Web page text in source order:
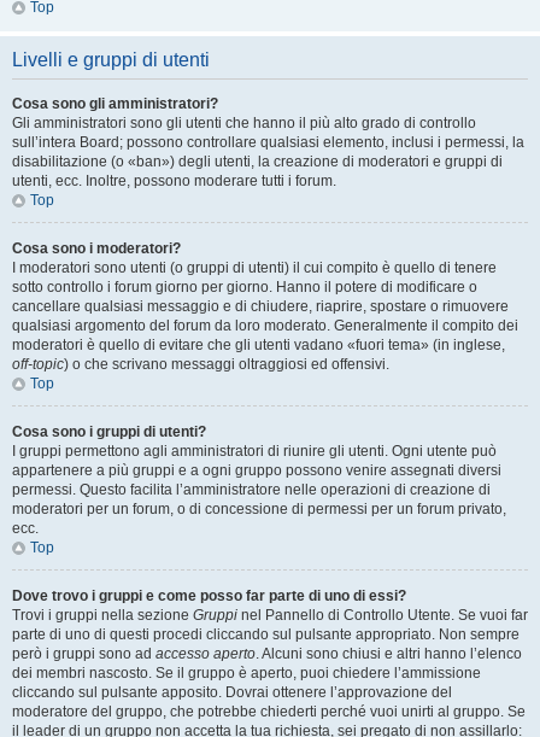
Top
Livelli e gruppi di utenti
Cosa sono gli amministratori?
Gli amministratori sono gli utenti che hanno il più alto grado di controllo
sull’intera Board; possono controllare qualsiasi elemento, inclusi i permessi, la
disabilitazione (o «ban») degli utenti, la creazione di moderatori e gruppi di
utenti, ecc. Inoltre, possono moderare tutti i forum.
Top
Cosa sono i moderatori?
I moderatori sono utenti (o gruppi di utenti) il cui compito è quello di tenere
sotto controllo i forum giorno per giorno. Hanno il potere di modificare o
cancellare qualsiasi messaggio e di chiudere, riaprire, spostare o rimuovere
qualsiasi argomento del forum da loro moderato. Generalmente il compito dei
moderatori è quello di evitare che gli utenti vadano «fuori tema» (in inglese,
off-topic) o che scrivano messaggi oltraggiosi ed offensivi.
Top
Cosa sono i gruppi di utenti?
I gruppi permettono agli amministratori di riunire gli utenti. Ogni utente può
appartenere a più gruppi e a ogni gruppo possono venire assegnati diversi
permessi. Questo facilita l’amministratore nelle operazioni di creazione di
moderatori per un forum, o di concessione di permessi per un forum privato,
ecc.
Top
Dove trovo i gruppi e come posso far parte di uno di essi?
Trovi i gruppi nella sezione Gruppi nel Pannello di Controllo Utente. Se vuoi far
parte di uno di questi procedi cliccando sul pulsante appropriato. Non sempre
però i gruppi sono ad accesso aperto. Alcuni sono chiusi e altri hanno l’elenco
dei membri nascosto. Se il gruppo è aperto, puoi chiedere l’ammissione
cliccando sul pulsante apposito. Dovrai ottenere l’approvazione del
moderatore del gruppo, che potrebbe chiederti perché vuoi unirti al gruppo. Se
il leader di un gruppo non accetta la tua richiesta, sei pregato di non assillarlo: